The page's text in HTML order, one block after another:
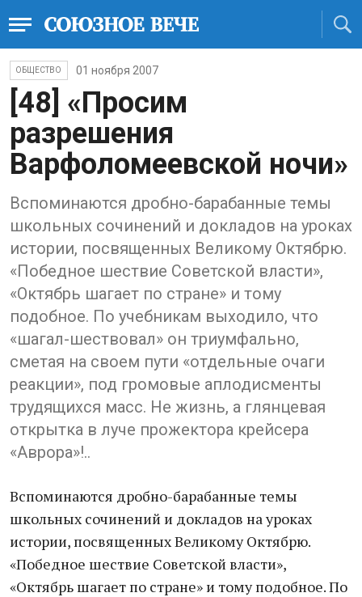
ОБЩЕСТВО 01 ноября 2007
[48] «Просим
разрешения
Варфоломеевской ночи»
Вспоминаются дробно-барабанные темы
школьных сочинений и докладов на уроках
истории, посвященных Великому Октябрю.
«Победное шествие Советской власти»,
«Октябрь шагает по стране» и тому
подобное. По учебникам выходило, что
«шагал-шествовал» он триумфально,
сметая на своем пути «отдельные очаги
реакции», под громовые аплодисменты
трудящихся масс. Не жизнь, а глянцевая
открытка в луче прожектора крейсера
«Аврора»!..
Вспоминаются дробно-барабанные темы
школьных сочинений и докладов на уроках
истории, посвященных Великому Октябрю.
«Победное шествие Советской власти»,
«Октябрь шагает по стране» и тому подобное. По